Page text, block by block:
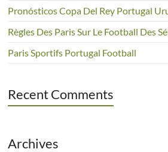
Pronósticos Copa Del Rey Portugal
Règles Des Paris Sur Le Football Des
Paris Sportifs Portugal Football
Recent Comments
Archives